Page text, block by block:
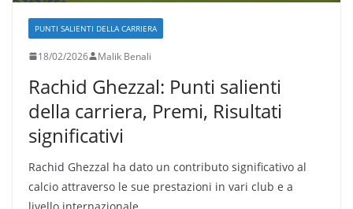
PUNTI SALIENTI DELLA CARRIERA
18/02/2026 Malik Benali
Rachid Ghezzal: Punti salienti
della carriera, Premi, Risultati
significativi
Rachid Ghezzal ha dato un contributo significativo al
calcio attraverso le sue prestazioni in vari club e a